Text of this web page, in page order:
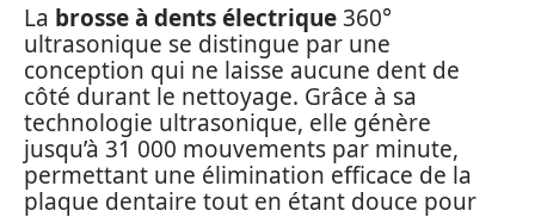
La brosse à dents électrique360°
ultrasonique se distingue par une
conception qui ne laisse aucune dent de
côté durant le nettoyage. Grâce à sa
technologie ultrasonique, elle génère
jusqu’à 31 000 mouvements par minute,
permettant une élimination efficace de la
plaque dentaire tout en étant douce pour